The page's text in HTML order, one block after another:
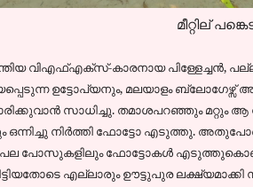
മീറ്റില്
വിഎഫ്എക്സ്-കാരനായ പിള്ളേച്ചന്‍,
ഉട്ടോപ്യനും, മലയാളം ബ്ലോഗേഴ്സ്
സാധിച്ചു. തമാശപറഞ്ഞും മറ്റും ആ
ഒന്നിച്ചു നിര്‍ത്തി ഫോട്ടോ എടുത്തു.
പല പോസുകളിലും ഫോട്ടോകള്‍
എല്ലാരും ഊട്ടുപുര ലക്ഷ്യമാക്കി